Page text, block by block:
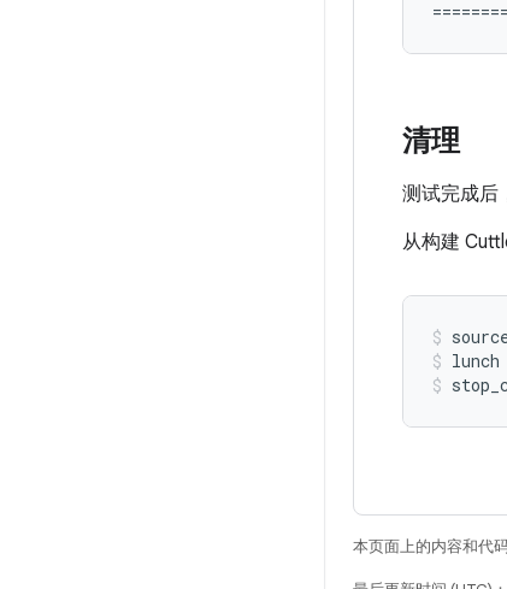
清理
测试完成后
从构建
lunch
本页面上的内容和代